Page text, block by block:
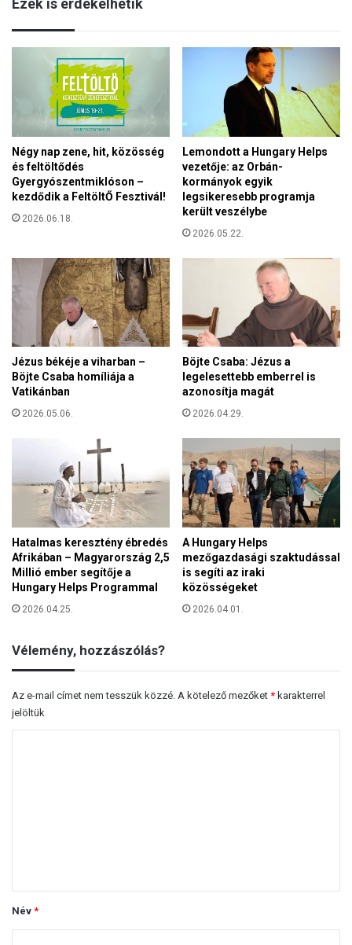
z
t
m
K
l
á
e
a
l
e
s
é
g
o
l
c
s
i
n
á
o
n
p
i
t
i
k
á
e
e
n
z
é
!
Ezek is érdekelhetik
Négy nap zene, hit, közösség
és feltöltődés
Gyergyószentmiklóson –
kezdődik a FeltöltŐ Fesztivál!
2026.06.18.
Lemondott a Hungary Helps
vezetője: az Orbán-
kormányok egyik
legsikeresebb programja
került veszélybe
2026.05.22.
Jézus békéje a viharban –
Böjte Csaba homíliája a
Vatikánban
2026.05.06.
Böjte Csaba: Jézus a
legelesettebb emberrel is
azonosítja magát
2026.04.29.
Hatalmas keresztény ébredés
Afrikában – Magyarország 2,5
Millió ember segítője a
Hungary Helps Programmal
2026.04.25.
A Hungary Helps
mezőgazdasági szaktudással
is segíti az iraki
közösségeket
2026.04.01.
Vélemény, hozzászólás?
Az e-mail címet nem tesszük közzé. A kötelező mezőket * karakterrel
jelöltük
ó
l
Név *